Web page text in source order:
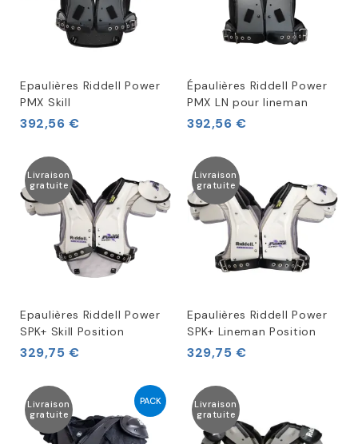
Epaulières Riddell Power
PMX Skill
392,56 €
Épaulières Riddell Power
PMX LN pour lineman
392,56 €
Livraison
gratuite
Epaulières Riddell Power
SPK+ Skill Position
329,75 €
Livraison
gratuite
Epaulières Riddell Power
SPK+ Lineman Position
329,75 €
Livraison
gratuite
PACK
Livraison
gratuite